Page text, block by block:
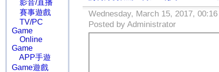
影音/直播
賽事遊戲
TV/PC
Game
Online
Game
APP手遊
Game遊戲
Wednesday, March 15, 2017,
Posted by Administrator